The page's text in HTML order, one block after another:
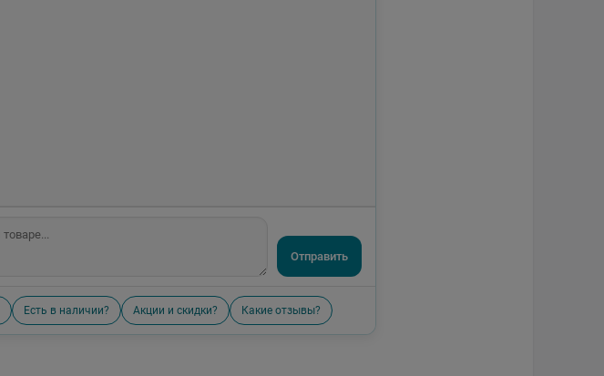
Отправить
Есть в наличии? Акции и скидки? Какие отзывы?